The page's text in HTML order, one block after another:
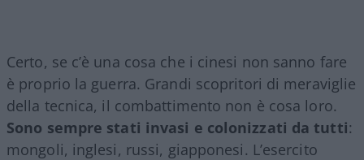
Certo, se c’è una cosa che i cinesi non sanno fare
è proprio la guerra. Grandi scopritori di meraviglie
della tecnica, il combattimento non è cosa loro.
Sono sempre stati invasi e colonizzati da tutti:
mongoli, inglesi, russi, giapponesi. L’esercito